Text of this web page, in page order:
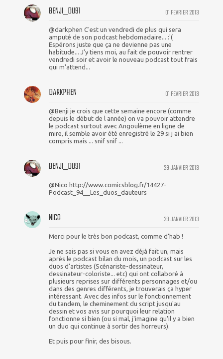
01 FEVRIER 2013
BENJI_DU91
@darkphen C'est un vendredi de plus qui sera
amputé de son podcast hebdomadaire... :'(
Espérons juste que ça ne devienne pas une
habitude... J'y tiens moi, au fait de pouvoir rentrer
vendredi soir et avoir le nouveau podcast tout frais
qui m'attend...
01 FEVRIER 2013
DARKPHEN
@Benji je crois que cette semaine encore (comme
depuis le début de l année) on va pouvoir attendre
le podcast surtout avec Angoulème en ligne de
mire, il semble avoir été enregistré le 29 si j ai bien
compris mais ... snif snif ...
29 JANVIER 2013
BENJI_DU91
@Nico http://www.comicsblog.fr/14427-
Podcast_94__Les_duos_dauteurs
29 JANVIER 2013
NICO
Merci pour le très bon podcast, comme d'hab !
Je ne sais pas si vous en avez déjà fait un, mais
après le podcast bilan du mois, un podcast sur les
duos d'artistes (Scénariste-dessinateur,
dessinateur-coloriste... etc) qui ont collaboré à
plusieurs reprises sur différents personnages et/ou
dans des genres différents, je trouverais ça hyper
intéressant. Avec des infos sur le fonctionnement
du tandem, le cheminement du script jusqu'au
dessin et vos avis sur pourquoi leur relation
fonctionne si bien (ou si mal, j'imagine qu'il y a bien
un duo qui continue à sortir des horreurs).
Et puis pour finir, des bisous.